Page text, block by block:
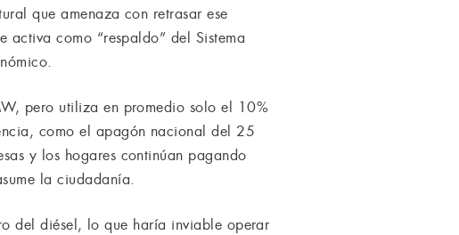
que amenaza con retrasar ese
activa como “respaldo” del Sistema
pero utiliza en promedio solo el 10%
como el apagón nacional del 25
y los hogares continúan pagando
la ciudadanía.
del diésel, lo que haría inviable operar